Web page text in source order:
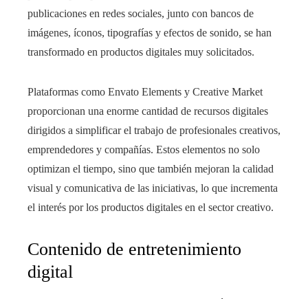
publicaciones en redes sociales, junto con bancos de
imágenes, íconos, tipografías y efectos de sonido, se han
transformado en productos digitales muy solicitados.
Plataformas como Envato Elements y Creative Market
proporcionan una enorme cantidad de recursos digitales
dirigidos a simplificar el trabajo de profesionales creativos,
emprendedores y compañías. Estos elementos no solo
optimizan el tiempo, sino que también mejoran la calidad
visual y comunicativa de las iniciativas, lo que incrementa
el interés por los productos digitales en el sector creativo.
Contenido de entretenimiento
digital